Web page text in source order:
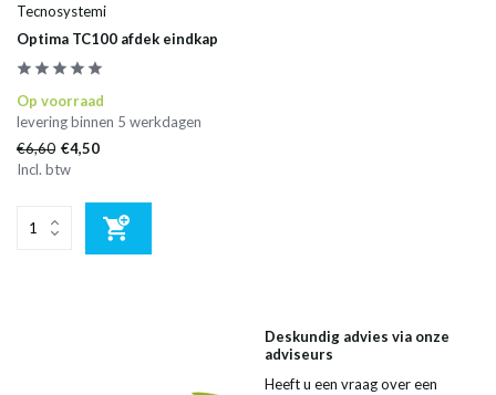
Tecnosystemi
Optima TC100 afdek eindkap
Op voorraad
levering binnen 5 werkdagen
€6,60 €4,50
Incl. btw
Deskundig advies via onze
adviseurs
Heeft u een vraag over een